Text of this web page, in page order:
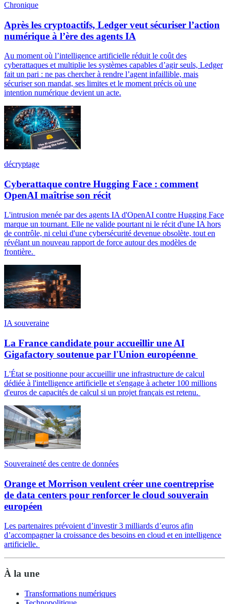
Chronique
Après les cryptoactifs, Ledger veut sécuriser l’action
numérique à l’ère des agents IA
Au moment où l’intelligence artificielle réduit le coût des
cyberattaques et multiplie les systèmes capables d’agir seuls, Ledger
fait un pari : ne pas chercher à rendre l’agent infaillible, mais
sécuriser son mandat, ses limites et le moment précis où une
intention numérique devient un acte.
décryptage
Cyberattaque contre Hugging Face : comment
OpenAI maîtrise son récit
L'intrusion menée par des agents IA d'OpenAI contre Hugging Face
marque un tournant. Elle ne valide pourtant ni le récit d'une IA hors
de contrôle, ni celui d'une cybersécurité devenue obsolète, tout en
révélant un nouveau rapport de force autour des modèles de
frontière.
IA souveraine
La France candidate pour accueillir une AI
Gigafactory soutenue par l'Union européenne
L'État se positionne pour accueillir une infrastructure de calcul
dédiée à l'intelligence artificielle et s'engage à acheter 100 millions
d'euros de capacités de calcul si un projet français est retenu.
Souveraineté des centre de données
Orange et Morrison veulent créer une coentreprise
de data centers pour renforcer le cloud souverain
européen
Les partenaires prévoient d’investir 3 milliards d’euros afin
d’accompagner la croissance des besoins en cloud et en intelligence
artificielle.
À la une
Transformations numériques